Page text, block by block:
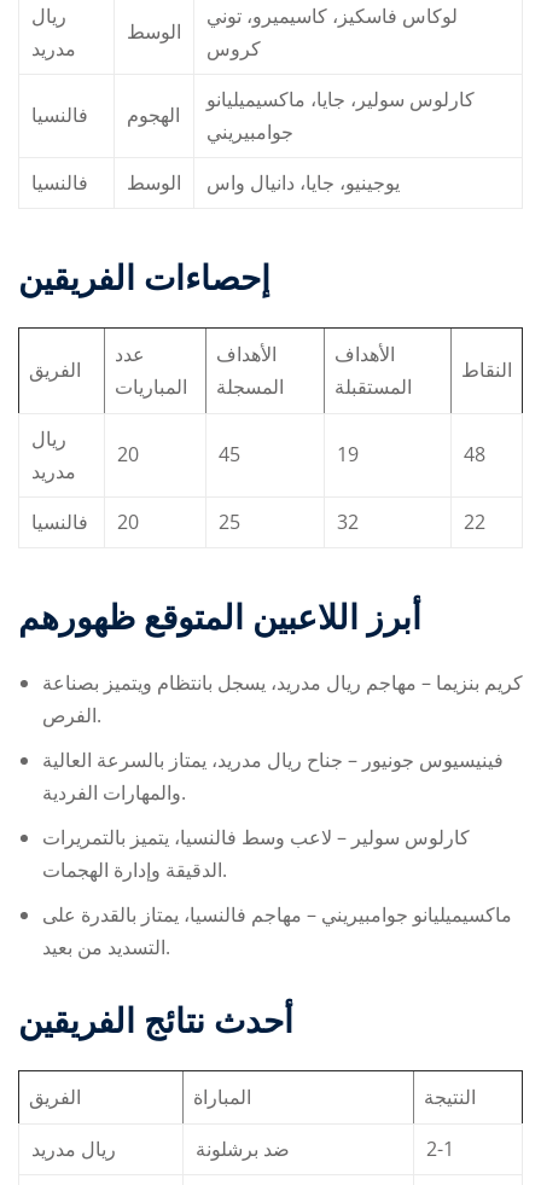
ريال
مدريد
الوسط
لوكاس فاسكيز، كاسيميرو، توني
كروس
فالنسيا الهجوم
كارلوس سولير، جايا، ماكسيميليانو
جوامبيريني
فالنسيا
الوسط يوجينيو، جايا، دانيال واس
إحصاءات الفريقين
الفريق
عدد
المباريات
الأهداف
المسجلة
الأهداف
المستقبلة
النقاط
ريال
مدريد
20 45 19 48
فالنسيا 20 25 32 22
أبرز اللاعبين المتوقع ظهورهم
كريم بنزيما – مهاجم ريال مدريد، يسجل بانتظام ويتميز بصناعة
الفرص.
فينيسيوس جونيور – جناح ريال مدريد، يمتاز بالسرعة العالية
والمهارات الفردية.
كارلوس سولير – لاعب وسط فالنسيا، يتميز بالتمريرات
الدقيقة وإدارة الهجمات.
ماكسيميليانو جوامبيريني – مهاجم فالنسيا، يمتاز بالقدرة على
التسديد من بعيد.
أحدث نتائج الفريقين
الفريق المباراة
النتيجة
ريال مدريد
ضد برشلونة
2-1